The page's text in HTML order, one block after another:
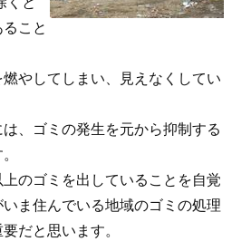
こと
やしてしまい、見えなくしてい
、ゴミの発生を元から抑制する
のゴミを出していることを自覚
ま住んでいる地域のゴミの処理
だと思います。